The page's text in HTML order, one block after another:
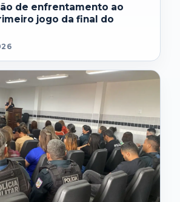
de enfrentamento ao
jogo da final do